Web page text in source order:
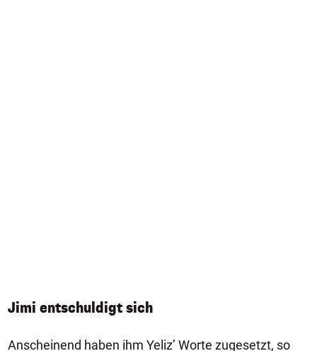
Jimi entschuldigt sich
Anscheinend haben ihm Yeliz’ Worte zugesetzt, so